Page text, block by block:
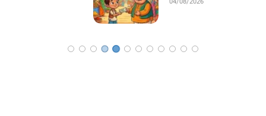
04/08/2026